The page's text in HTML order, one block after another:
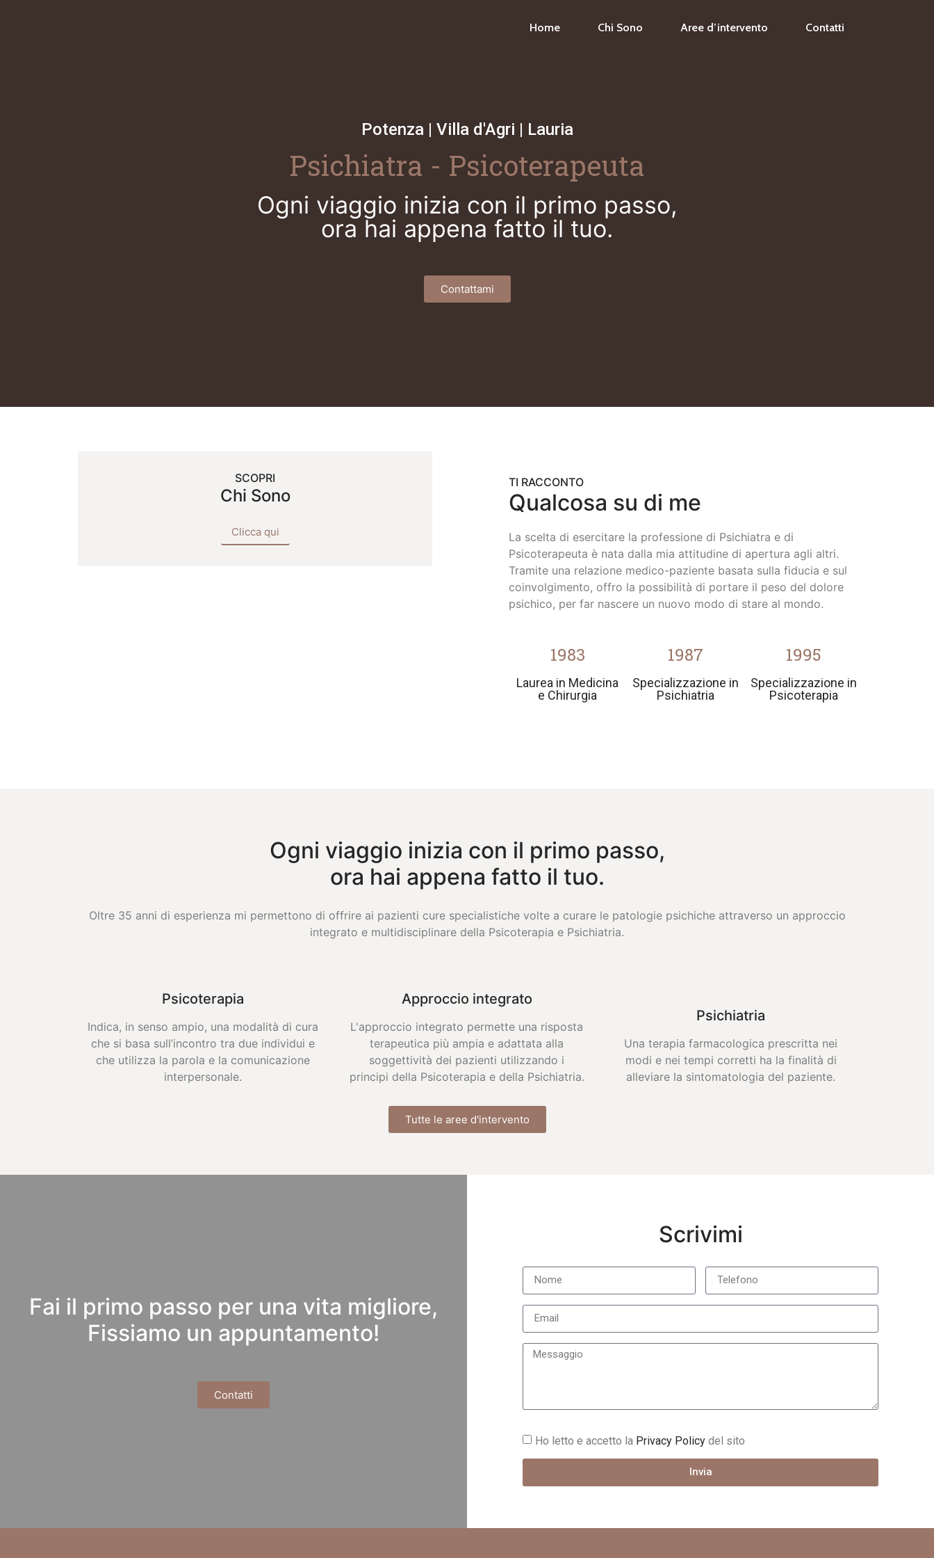
Home Chi Sono Aree d’intervento Contatti
Potenza | Villa d'Agri | Lauria
Psichiatra - Psicoterapeuta
Ogni viaggio inizia con il primo passo,
ora hai appena fatto il tuo.
Contattami
SCOPRI
Chi Sono
Clicca qui
TI RACCONTO
Qualcosa su di me
La scelta di esercitare la professione di Psichiatra e di
Psicoterapeuta è nata dalla mia attitudine di apertura agli altri.
Tramite una relazione medico-paziente basata sulla fiducia e sul
coinvolgimento, offro la possibilità di portare il peso del dolore
psichico, per far nascere un nuovo modo di stare al mondo.
1983
Laurea in Medicina
e Chirurgia
1987
Specializzazione in
Psichiatria
1995
Specializzazione in
Psicoterapia
Ogni viaggio inizia con il primo passo,
ora hai appena fatto il tuo.
Oltre 35 anni di esperienza mi permettono di offrire ai pazienti cure specialistiche volte a curare le patologie psichiche attraverso un approccio
integrato e multidisciplinare della Psicoterapia e Psichiatria.
Psicoterapia
Indica, in senso ampio, una modalità di cura
che si basa sull’incontro tra due individui e
che utilizza la parola e la comunicazione
interpersonale.
Approccio integrato
L'approccio integrato permette una risposta
terapeutica più ampia e adattata alla
soggettività dei pazienti utilizzando i
principi della Psicoterapia e della Psichiatria.
Psichiatria
Una terapia farmacologica prescritta nei
modi e nei tempi corretti ha la finalità di
alleviare la sintomatologia del paziente.
Tutte le aree d'intervento
Fai il primo passo per una vita migliore,
Fissiamo un appuntamento!
Contatti
Scrivimi
Ho letto e accetto la Privacy Policy del sito
Invia